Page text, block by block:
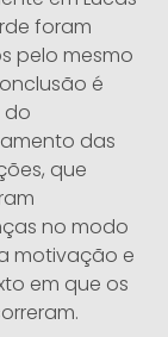
foram
pelo mesmo
é
do
das
que
no modo
motivação e
em que os